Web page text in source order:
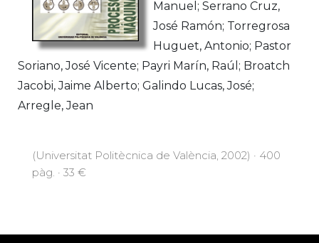
Manuel; Serrano Cruz,
José Ramón; Torregrosa
Huguet, Antonio; Pastor
Soriano, José Vicente; Payri Marín, Raúl; Broatch
Jacobi, Jaime Alberto; Galindo Lucas, José;
Arregle, Jean
(Universitat Politècnica de València, 2002) · 400
pàg. · 33 €